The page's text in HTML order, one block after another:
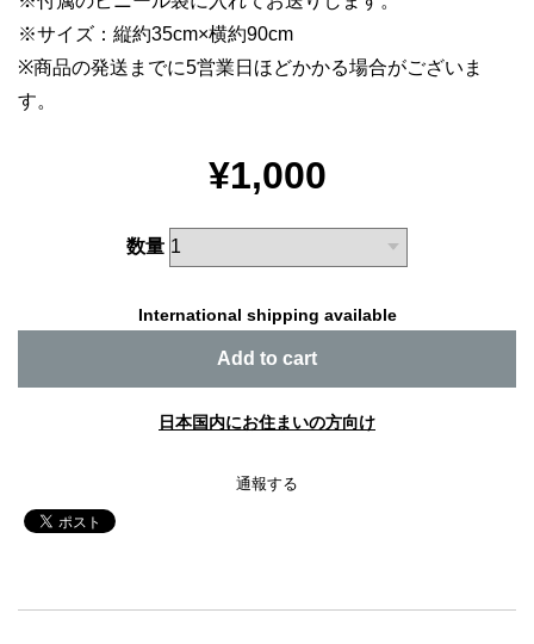
※サイズ：縦約35cm×横約90cm
※商品の発送までに5営業日ほどかかる場合がございま
す。
¥1,000
数量
International shipping available
Add to cart
日本国内にお住まいの方向け
通報する